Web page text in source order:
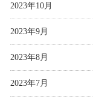
2023年10月
2023年9月
2023年8月
2023年7月